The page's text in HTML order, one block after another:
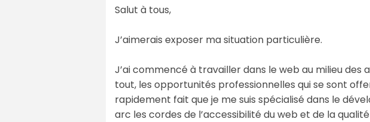
Salut à tous,
J’aimerais exposer ma situation particulière.
J’ai commencé à travailler dans le web au milieu des
tout, les opportunités professionnelles qui se sont
rapidement fait que je me suis spécialisé dans le
arc les cordes de l’accessibilité du web et de la